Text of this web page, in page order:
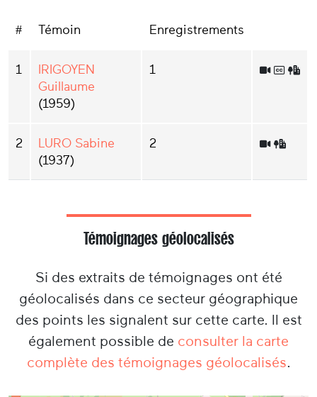
# Témoin Enregistrements
1
IRIGOYEN
Guillaume
(1959)
1
2
LURO Sabine
(1937)
2
Témoignages géolocalisés
Si des extraits de témoignages ont été
géolocalisés dans ce secteur géographique
des points les signalent sur cette carte. Il est
également possible de consulter la carte
complète des témoignages géolocalisés.